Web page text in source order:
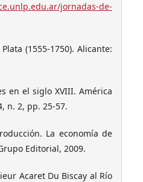
jornadas-de-
(1555-1750). Alicante:
en el siglo XVIII. América
n. 2, pp. 25-57.
La economía de
Editorial, 2009.
Acaret Du Biscay al Río